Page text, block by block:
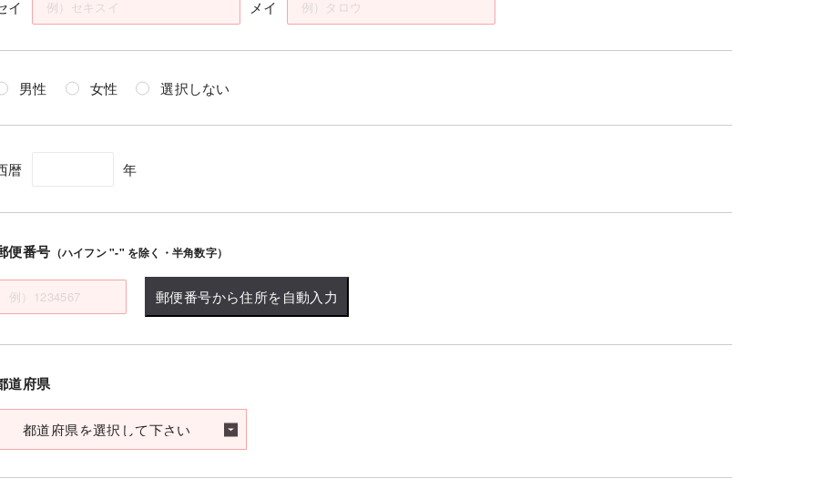
イ メイ
男性 女性 選択しない
暦 年
便番号 （ハイフン "-" を除く・半角数字）
郵便番号から住所を自動入力
道府県